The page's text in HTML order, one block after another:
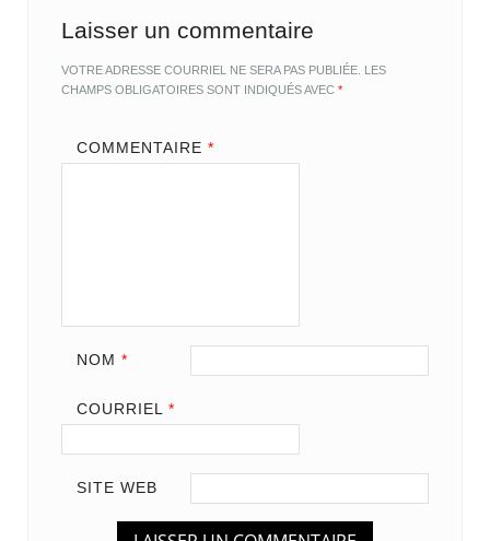
Laisser un commentaire
VOTRE ADRESSE COURRIEL NE SERA PAS PUBLIÉE. LES
CHAMPS OBLIGATOIRES SONT INDIQUÉS AVEC*
COMMENTAIRE *
NOM *
COURRIEL *
SITE WEB